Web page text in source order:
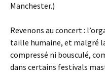
Manchester.)
Revenons au concert :
taille humaine, et malgré
compressé ni bousculé,
dans certains festivals